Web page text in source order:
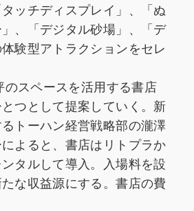
ッチディスプレイ」、「ぬ
、「デジタル砂場」、「デ
験型アトラクションをセレ
スペースを活用する書店
つとして提案していく。新
トーハン経営戦略部の瀧澤
よると、書店はリトプラか
タルして導入。入場料を設
な収益源にする。書店の費